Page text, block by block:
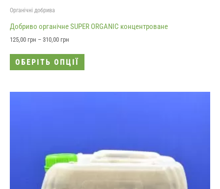
Органічні добрива
Добриво органічне SUPER ORGANIC концентроване
125,00 грн – 310,00 грн
ОБЕРІТЬ ОПЦІЇ